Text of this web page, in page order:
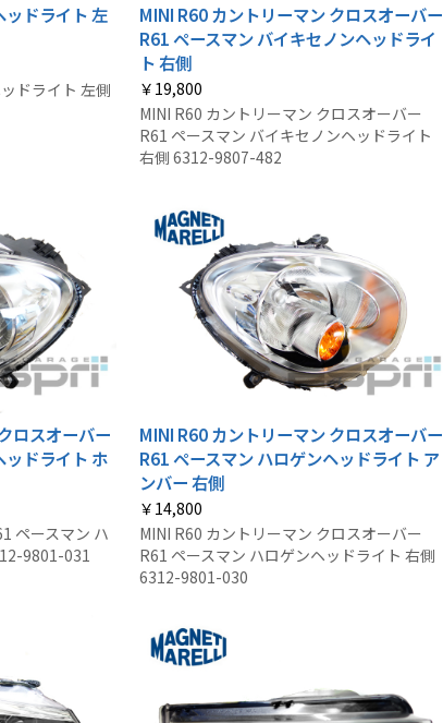
ッドライト 左
ドライト 左側
MINI R60 カントリーマン クロスオーバー
R61 ペースマン バイキセノンヘッドライ
ト 右側
￥19,800
MINI R60 カントリーマン クロスオーバー
R61 ペースマン バイキセノンヘッドライト
右側 6312-9807-482
ロスオーバー
ッドライト ホ
ペースマン ハ
9801-031
MINI R60 カントリーマン クロスオーバー
R61 ペースマン ハロゲンヘッドライト ア
ンバー 右側
￥14,800
MINI R60 カントリーマン クロスオーバー
R61 ペースマン ハロゲンヘッドライト 右側
6312-9801-030